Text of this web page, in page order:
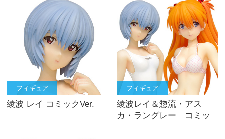
フィギュア
綾波 レイ コミックVer.
フィギュア
綾波レイ＆惣流・アス
カ・ラングレー コミッ